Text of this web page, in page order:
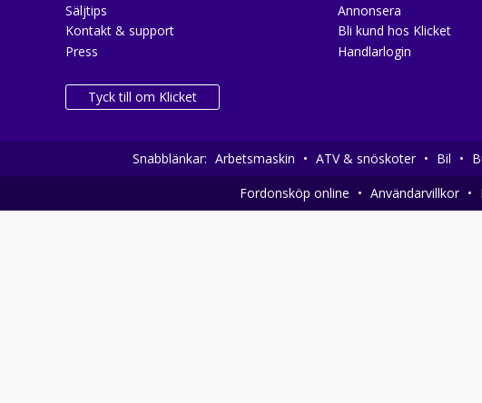
Säljtips
Kontakt & support
Press
Tyck till om Klicket
Annonsera
Bli kund hos Klicket
Handlarlogin
Snabblänkar: Arbetsmaskin • ATV & snöskoter • Bil •
Fordonsköp online • Användarvillkor •